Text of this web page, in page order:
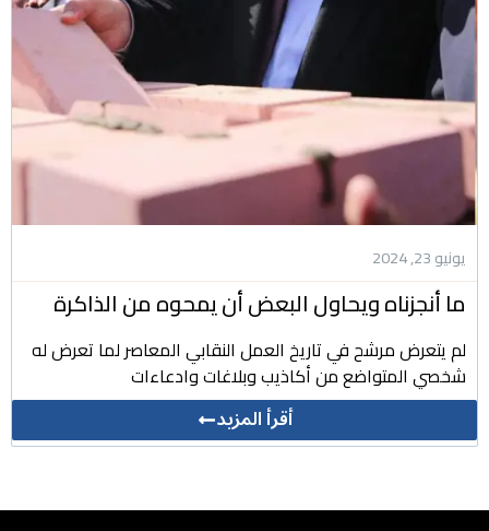
يونيو 23, 2024
ما أنجزناه ويحاول البعض أن يمحوه من الذاكرة
لم يتعرض مرشح في تاريخ العمل النقابي المعاصر لما تعرض له
شخصي المتواضع من أكاذيب وبلاغات وادعاءات
أقرأ المزيد